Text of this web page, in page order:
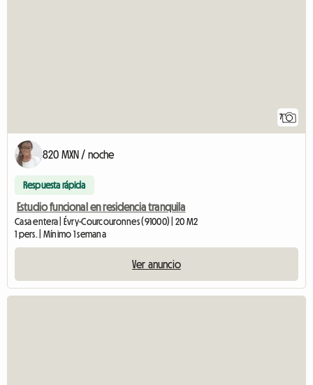
7
820 MXN / noche
Respuesta rápida
Estudio funcional en residencia tranquila
Casa entera | Évry-Courcouronnes (91000) | 20 M2
1 pers. | Mínimo 1 semana
Ver anuncio